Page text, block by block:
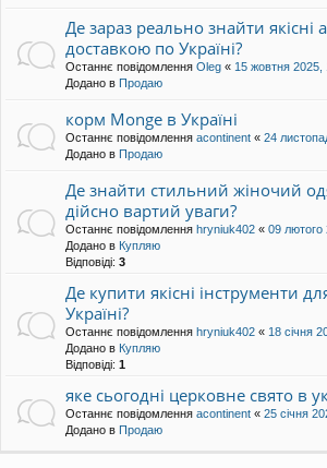
Де зараз реально знайти якісні
доставкою по Україні?
Останнє повідомлення Oleg « 15 жовтня 2025,
Додано в Продаю
корм Monge в Україні
Останнє повідомлення acontinent « 24
Додано в Продаю
Де знайти стильний жіночий
дійсно вартий уваги?
Останнє повідомлення hryniuk402 « 09 лютого
Додано в Купляю
Відповіді: 3
Де купити якісні інструменти
Україні?
Останнє повідомлення hryniuk402 « 18 січня
Додано в Купляю
Відповіді: 1
яке сьогодні церковне свято в
Останнє повідомлення acontinent « 25 січня
Додано в Продаю